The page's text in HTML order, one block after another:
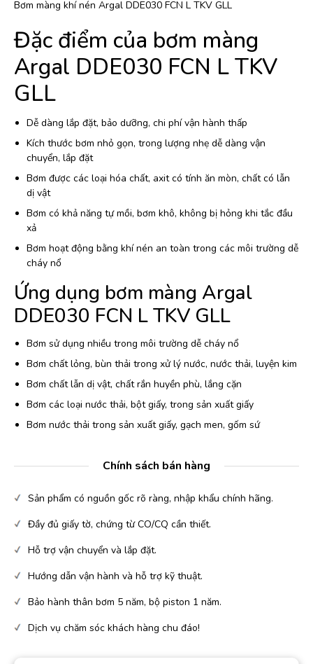
Bơm màng khí nén Argal DDE030 FCN L TKV GLL
Đặc điểm của bơm màng
Argal DDE030 FCN L TKV
GLL
Dễ dàng lắp đặt, bảo dưỡng, chi phí vận hành thấp
Kích thước bơm nhỏ gọn, trong lượng nhẹ dễ dàng vận
chuyển, lắp đặt
Bơm được các loại hóa chất, axit có tính ăn mòn, chất có lẫn
dị vật
Bơm có khả năng tự mồi, bơm khô, không bị hỏng khi tắc đầu
xả
Bơm hoạt động bằng khí nén an toàn trong các môi trường dễ
cháy nổ
Ứng dụng bơm màng Argal
DDE030 FCN L TKV GLL
Bơm sử dụng nhiều trong môi trường dễ cháy nổ
Bơm chất lỏng, bùn thải trong xử lý nước, nước thải, luyện kim
Bơm chất lẫn dị vật, chất rắn huyền phù, lắng cặn
Bơm các loại nước thải, bột giấy, trong sản xuất giấy
Bơm nước thải trong sản xuất giấy, gạch men, gốm sứ
Chính sách bán hàng
Sản phẩm có nguồn gốc rõ ràng, nhập khẩu chính hãng.
Đầy đủ giấy tờ, chứng từ CO/CQ cần thiết.
Hỗ trợ vận chuyển và lắp đặt.
Hướng dẫn vận hành và hỗ trợ kỹ thuật.
Bảo hành thân bơm 5 năm, bộ piston 1 năm.
Dịch vụ chăm sóc khách hàng chu đáo!